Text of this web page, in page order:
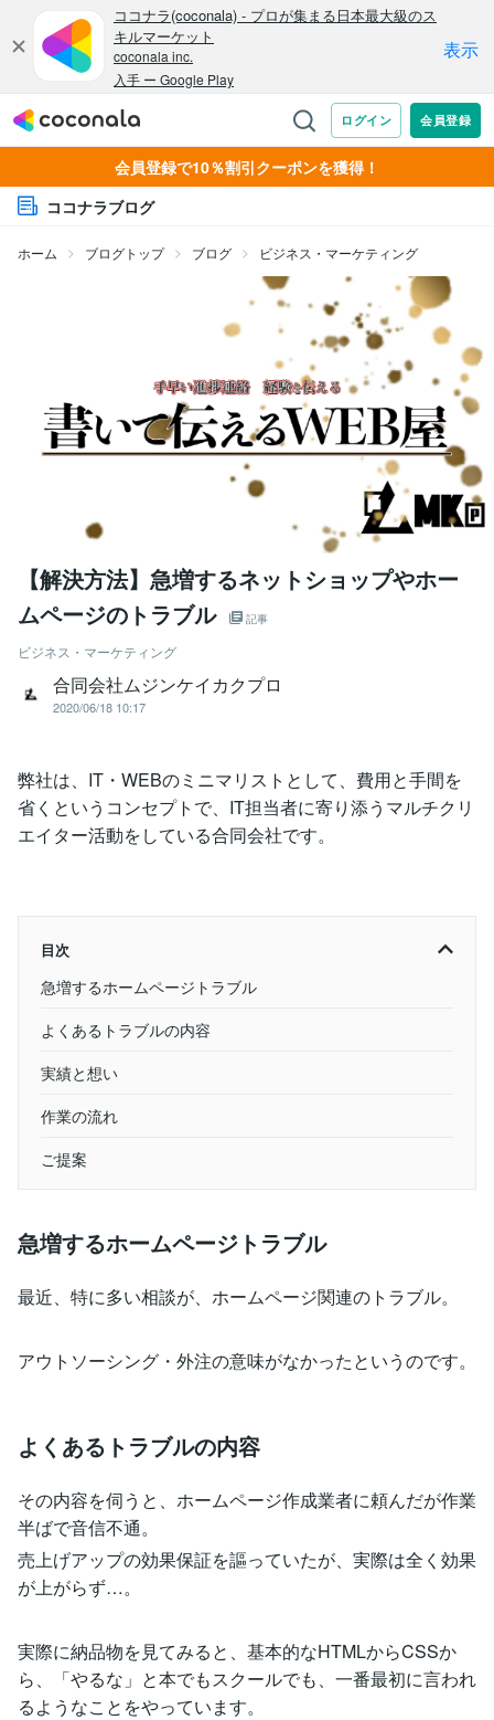
会員登録で10％割引クーポンを獲得！
ココナラブログ
ホーム ブログトップ ブログ ビジネス・マーケティング
【解決方法】急増するネットショップやホー
ムページのトラブル
記事
ビジネス・マーケティング
合同会社ムジンケイカクプロ
2020/06/18 10:17
弊社は、IT・WEBのミニマリストとして、費用と手間を
省くというコンセプトで、IT担当者に寄り添うマルチクリ
エイター活動をしている合同会社です。
目次
急増するホームページトラブル
よくあるトラブルの内容
実績と想い
作業の流れ
ご提案
急増するホームページトラブル
最近、特に多い相談が、ホームページ関連のトラブル。
アウトソーシング・外注の意味がなかったというのです。
よくあるトラブルの内容
その内容を伺うと、ホームページ作成業者に頼んだが作業
半ばで音信不通。
売上げアップの効果保証を謳っていたが、実際は全く効果
が上がらず…。
実際に納品物を見てみると、基本的なHTMLからCSSか
ら、「やるな」と本でもスクールでも、一番最初に言われ
るようなことをやっています。